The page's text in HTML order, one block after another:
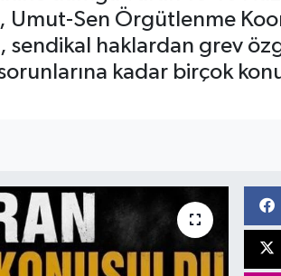
Umut-Sen Örgütlenme
sendikal haklardan grev
kadar birçok